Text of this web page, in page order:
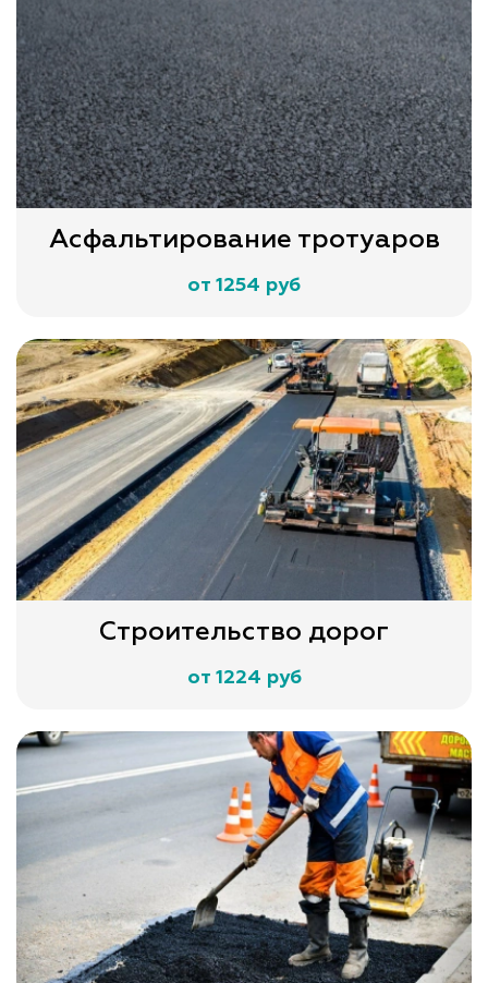
Асфальтирование тротуаров
от 1254 руб
Строительство дорог
от 1224 руб